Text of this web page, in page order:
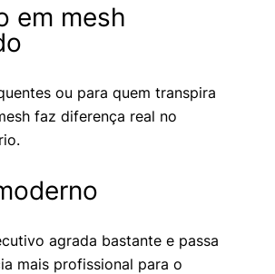
em mesh
ou para quem transpira
faz diferença real no
agrada bastante e passa
mais profissional para o